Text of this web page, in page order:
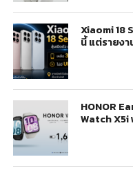
Xiaomi 18
นี้ แต่รายง
HONOR
Watch X5i